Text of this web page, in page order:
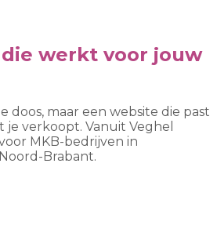
werkt voor jouw
doos, maar een website die past
je verkoopt. Vanuit Veghel
MKB-bedrijven in
Brabant.